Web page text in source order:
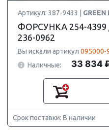
Артикул: 387-9433 | GREEN
ФОРСУНКА 254-4399
236-0962
Вы искали артикул 095000-
Наличные:
33 834
Срок поставки: В наличии